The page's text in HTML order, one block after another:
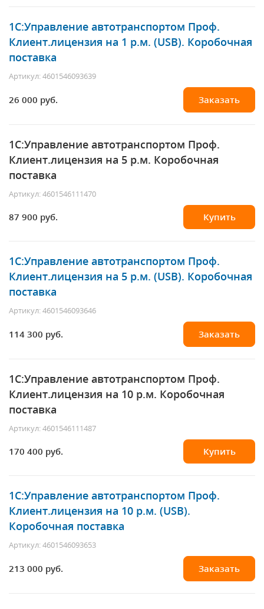
1С:Управление автотранспортом Проф.
Клиент.лицензия на 1 р.м. (USB). Коробочная
поставка
Артикул: 4601546093639
26 000 руб. Заказать
1С:Управление автотранспортом Проф.
Клиент.лицензия на 5 р.м. Коробочная
поставка
Артикул: 4601546111470
87 900 руб. Купить
1С:Управление автотранспортом Проф.
Клиент.лицензия на 5 р.м. (USB). Коробочная
поставка
Артикул: 4601546093646
114 300 руб. Заказать
1С:Управление автотранспортом Проф.
Клиент.лицензия на 10 р.м. Коробочная
поставка
Артикул: 4601546111487
170 400 руб. Купить
1С:Управление автотранспортом Проф.
Клиент.лицензия на 10 р.м. (USB).
Коробочная поставка
Артикул: 4601546093653
213 000 руб. Заказать